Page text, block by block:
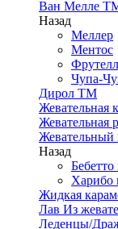
Ван Мелле
Назад
Меллер
Ментос
Чупа-
Дирол ТМ
Жевательная
Жевательная
Жевательный
Назад
Харибо
Жидкая
Лав Из
Леденцы/